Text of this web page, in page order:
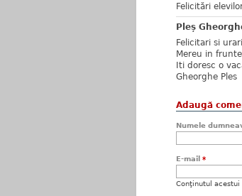
Felicitări
Pleș
Felicitari si
Mereu in
Iti doresc o
Gheorghe Ples
Adaugă
Numele
E-mail *
Conţinutul acestui